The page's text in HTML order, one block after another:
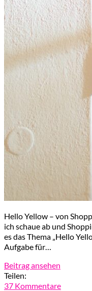
Hello Yellow – von
ich schaue ab und
es das Thema „Hello
Aufgabe für…
Beitrag ansehen
Teilen:
37 Kommentare